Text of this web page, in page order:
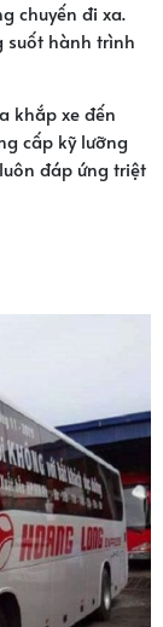
chuyến đi xa.
suốt hành trình
khắp xe đến
cấp kỹ lưỡng
đáp ứng triệt